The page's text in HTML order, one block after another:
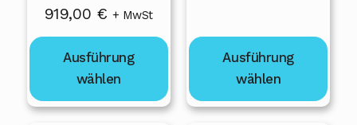
919,00 €Preisspanne:
689,00 €
bis
919,00 €
+ MwSt
Ausführung
wählen
Produktseite
gewählt
werden
bis
212,00 €
Ausführung
wählen
gewählt
werden